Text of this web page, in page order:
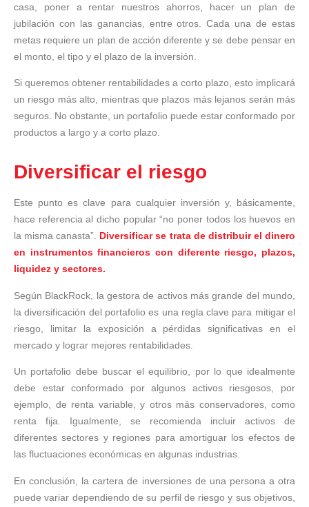
casa, poner a rentar nuestros ahorros, hacer un plan de
jubilación con las ganancias, entre otros. Cada una de estas
metas requiere un plan de acción diferente y se debe pensar en
el monto, el tipo y el plazo de la inversión.
Si queremos obtener rentabilidades a corto plazo, esto implicará
un riesgo más alto, mientras que plazos más lejanos serán más
seguros. No obstante, un portafolio puede estar conformado por
productos a largo y a corto plazo.
Diversificar el riesgo
Este punto es clave para cualquier inversión y, básicamente,
hace referencia al dicho popular “no poner todos los huevos en
la misma canasta”. Diversificar se trata de distribuir el dinero
en instrumentos financieros con diferente riesgo, plazos,
liquidez y sectores.
Según BlackRock, la gestora de activos más grande del mundo,
la diversificación del portafolio es una regla clave para mitigar el
riesgo, limitar la exposición a pérdidas significativas en el
mercado y lograr mejores rentabilidades.
Un portafolio debe buscar el equilibrio, por lo que idealmente
debe estar conformado por algunos activos riesgosos, por
ejemplo, de renta variable, y otros más conservadores, como
renta fija. Igualmente, se recomienda incluir activos de
diferentes sectores y regiones para amortiguar los efectos de
las fluctuaciones económicas en algunas industrias.
En conclusión, la cartera de inversiones de una persona a otra
puede variar dependiendo de su perfil de riesgo y sus objetivos,